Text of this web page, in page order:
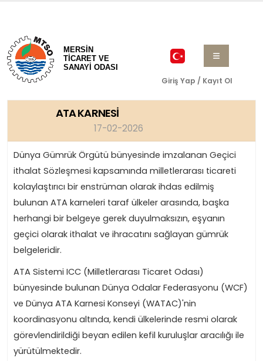
MERSİN
TİCARET VE
SANAYİ ODASI
Giriş Yap / Kayıt Ol
ATA KARNESİ
17-02-2026
Dünya Gümrük Örgütü bünyesinde imzalanan Geçici
ithalat Sözleşmesi kapsamında milletlerarası ticareti
kolaylaştırıcı bir enstrüman olarak ihdas edilmiş
bulunan ATA karneleri taraf ülkeler arasında, başka
herhangi bir belgeye gerek duyulmaksızın, eşyanın
geçici olarak ithalat ve ihracatını sağlayan gümrük
belgeleridir.
ATA Sistemi ICC (Milletlerarası Ticaret Odası)
bünyesinde bulunan Dünya Odalar Federasyonu (WCF)
ve Dünya ATA Karnesi Konseyi (WATAC)'nin
koordinasyonu altında, kendi ülkelerinde resmi olarak
görevlendirildiği beyan edilen kefil kuruluşlar aracılığı ile
yürütülmektedir.